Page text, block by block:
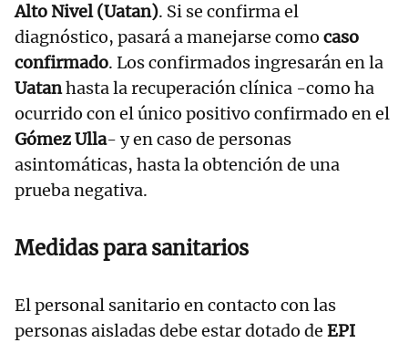
Alto Nivel (Uatan). Si se confirma el
diagnóstico, pasará a manejarse como caso
confirmado. Los confirmados ingresarán en la
Uatanhasta la recuperación clínica -como ha
ocurrido con el único positivo confirmado en el
Gómez Ulla- y en caso de personas
asintomáticas, hasta la obtención de una
prueba negativa.
Medidas para sanitarios
El personal sanitario en contacto con las
personas aisladas debe estar dotado de EPI